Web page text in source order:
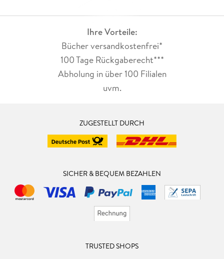
Ihre Vorteile:
Bücher versandkostenfrei*
100 Tage Rückgaberecht***
Abholung in über 100 Filialen
uvm.
ZUGESTELLT DURCH
SICHER & BEQUEM BEZAHLEN
TRUSTED SHOPS